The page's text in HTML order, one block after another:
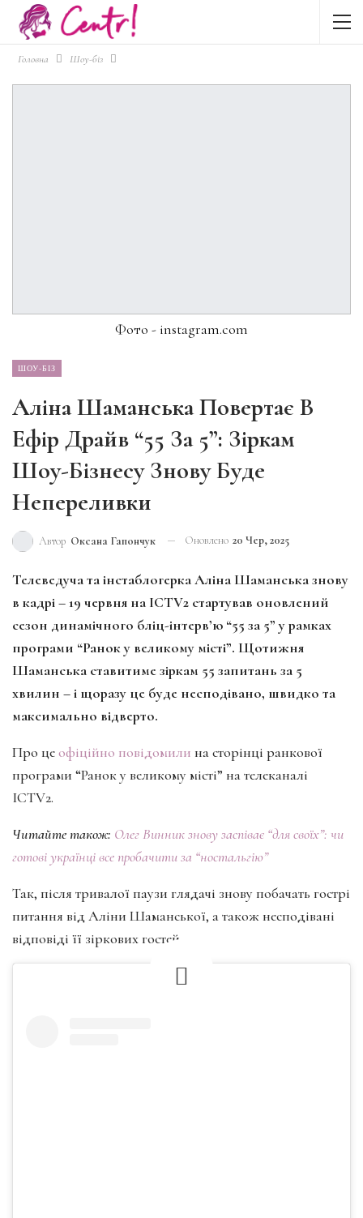
Головна Шоу-біз
Фото - instagram.com
ШОУ-БІЗ
Аліна Шаманська Повертає В
Ефір Драйв “55 За 5”: Зіркам
Шоу-Бізнесу Знову Буде
Непереливки
Автор Оксана Гапончук Оновлено 20 Чер, 2025
Телеведуча та інстаблогерка Аліна Шаманська знову
в кадрі – 19 червня на ICTV2 стартував оновлений
сезон динамічного бліц-інтерв’ю “55 за 5” у рамках
програми “Ранок у великому місті”. Щотижня
Шаманська ставитиме зіркам 55 запитань за 5
хвилин – і щоразу це буде несподівано, швидко та
максимально відверто.
Про цеофіційно повідомили на сторінці ранкової
програми “Ранок у великому місті” на телеканалі
ICTV2.
Читайте також: Олег Винник знову заспіває “для своїх”: чи
готові українці все пробачити за “ностальгію”
Так, після тривалої паузи глядачі знову побачать гострі
питання від Аліни Шаманської, а також несподівані
відповіді її зіркових гостей.